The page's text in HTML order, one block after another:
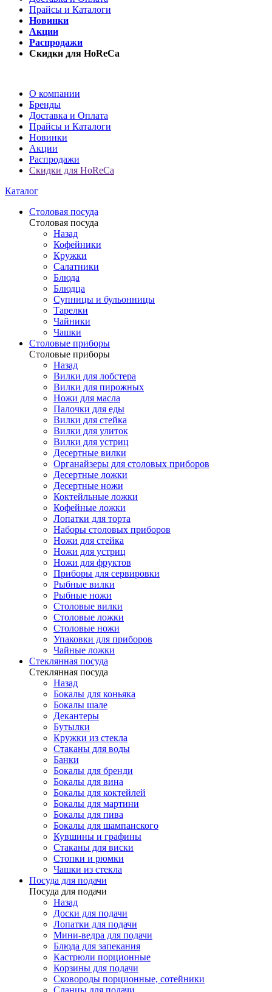
Прайсы и Каталоги
Новинки
Акции
Распродажи
Скидки для HoReCa
О компании
Бренды
Доставка и Оплата
Прайсы и Каталоги
Новинки
Акции
Распродажи
Скидки для HoReCa
Каталог
Столовая посуда
Столовая посуда
Назад
Кофейники
Кружки
Салатники
Блюда
Блюдца
Супницы и бульонницы
Тарелки
Чайники
Чашки
Cтоловые приборы
Cтоловые приборы
Назад
Вилки для лобстера
Вилки для пирожных
Ножи для масла
Палочки для еды
Вилки для стейка
Вилки для улиток
Вилки для устриц
Десертные вилки
Органайзеры для столовых приборов
Десертные ложки
Десертные ножи
Коктейльные ложки
Кофейные ложки
Лопатки для торта
Наборы столовых приборов
Ножи для стейка
Ножи для устриц
Ножи для фруктов
Приборы для сервировки
Рыбные вилки
Рыбные ножи
Столовые вилки
Столовые ложки
Столовые ножи
Упаковки для приборов
Чайные ложки
Стеклянная посуда
Стеклянная посуда
Назад
Бокалы для коньяка
Бокалы шале
Декантеры
Бутылки
Кружки из стекла
Стаканы для воды
Банки
Бокалы для бренди
Бокалы для вина
Бокалы для коктейлей
Бокалы для мартини
Бокалы для пива
Бокалы для шампанского
Кувшины и графины
Стаканы для виски
Стопки и рюмки
Чашки из стекла
Посуда для подачи
Посуда для подачи
Назад
Доски для подачи
Лопатки для подачи
Мини-ведра для подачи
Блюда для запекания
Кастрюли порционные
Корзины для подачи
Сковороды порционные, сотейники
Сланцы для подачи